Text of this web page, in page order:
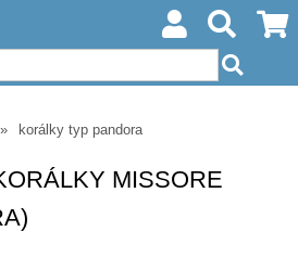
korálky typ pandora
MISSORE